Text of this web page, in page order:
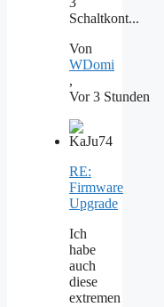
Schaltkont...
Von
WDomi
,
Vor 3 Stunden
RE:
Firmware
Upgrade
Ich
habe
auch
diese
extremen